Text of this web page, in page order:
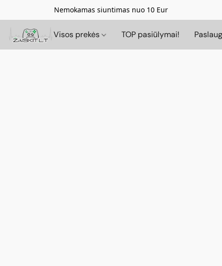
Nemokamas siuntimas nuo 10 Eur
Visos prekės TOP pasiūlymai!